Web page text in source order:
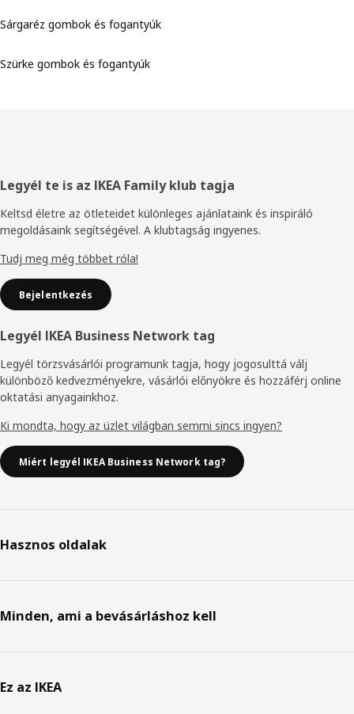
Sárgaréz gombok és fogantyúk
Szürke gombok és fogantyúk
Élőláb
Legyél te is az IKEA Family klub tagja
Keltsd életre az ötleteidet különleges ajánlataink és inspiráló
megoldásaink segítségével. A klubtagság ingyenes.
Tudj meg még többet róla!
Bejelentkezés
Legyél IKEA Business Network tag
Legyél törzsvásárlói programunk tagja, hogy jogosulttá válj
különböző kedvezményekre, vásárlói előnyökre és hozzáférj online
oktatási anyagainkhoz.
Ki mondta, hogy az üzlet világban semmi sincs ingyen?
Miért legyél IKEA Business Network tag?
Hasznos oldalak
Minden, ami a bevásárláshoz kell
Ez az IKEA